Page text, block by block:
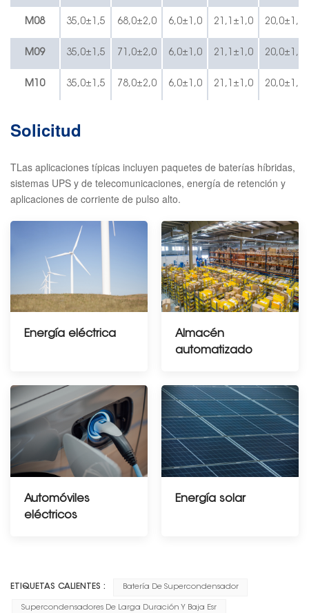
M08 35,0±1,5 68,0±2,0 6,0±1,0 21,1±1,0 20,0±1,0
M09 35,0±1,5 71,0±2,0 6,0±1,0 21,1±1,0 20,0±1,0
M10 35,0±1,5 78,0±2,0 6,0±1,0 21,1±1,0 20,0±1,0
Solicitud
TLas aplicaciones típicas incluyen paquetes de baterías híbridas,
sistemas UPS y de telecomunicaciones, energía de retención y
aplicaciones de corriente de pulso alto.
Energía eléctrica
Almacén
automatizado
Automóviles
eléctricos
Energía solar
ETIQUETAS CALIENTES : Batería De Supercondensador
Supercondensadores De Larga Duración Y Baja Esr